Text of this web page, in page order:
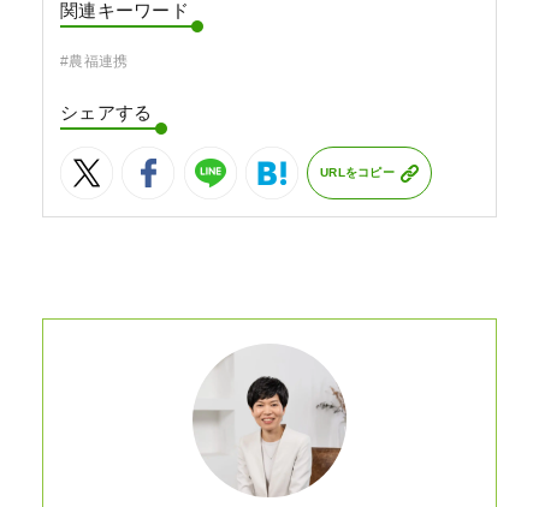
関連キーワード
#農福連携
シェアする
URLをコピー